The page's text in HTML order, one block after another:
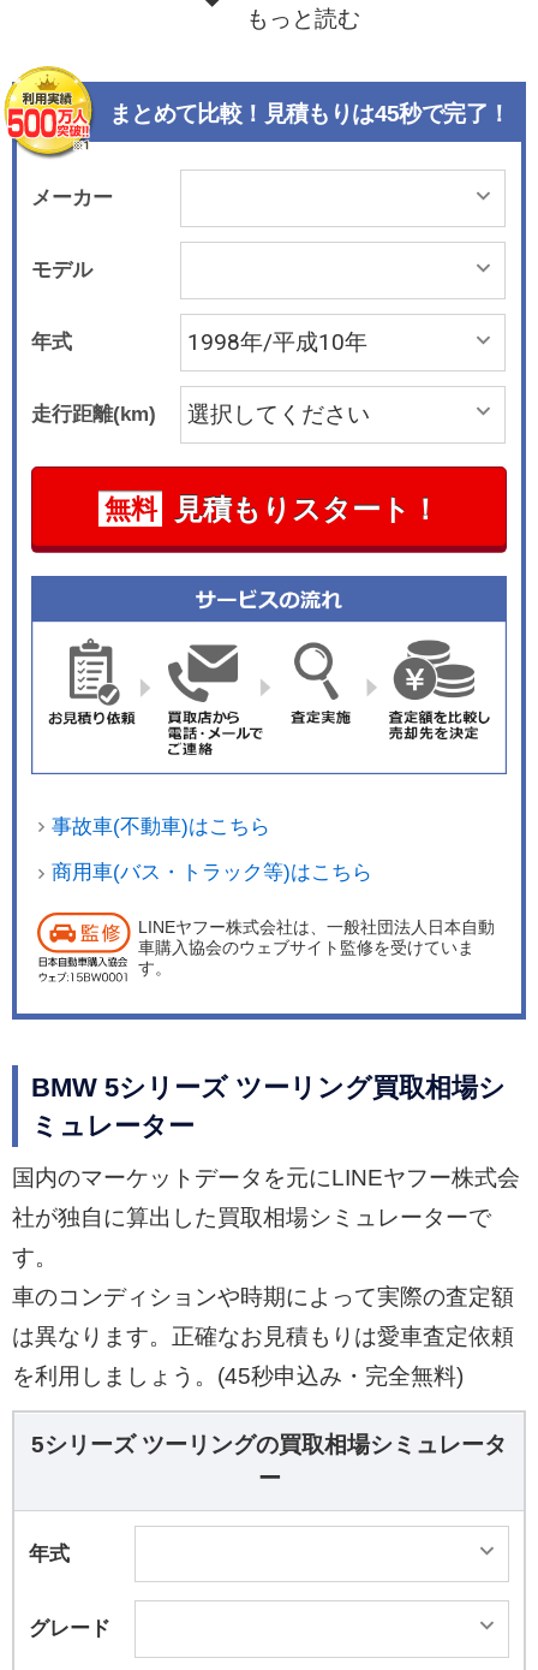
もっと読む
まとめて比較！見積もりは45秒で完了！
メーカー
モデル
年式
走行距離(km)
無料 見積もりスタート！
事故車(不動車)はこちら
商用車(バス・トラック等)はこちら
LINEヤフー株式会社は、一般社団法人日本自動
車購入協会のウェブサイト監修を受けていま
す。
BMW 5シリーズ ツーリング買取相場シ
ミュレーター
国内のマーケットデータを元にLINEヤフー株式会
社が独自に算出した買取相場シミュレーターで
す。
車のコンディションや時期によって実際の査定額
は異なります。正確なお見積もりは愛車査定依頼
を利用しましょう。(45秒申込み・完全無料)
5シリーズ ツーリングの買取相場シミュレータ
ー
年式
グレード